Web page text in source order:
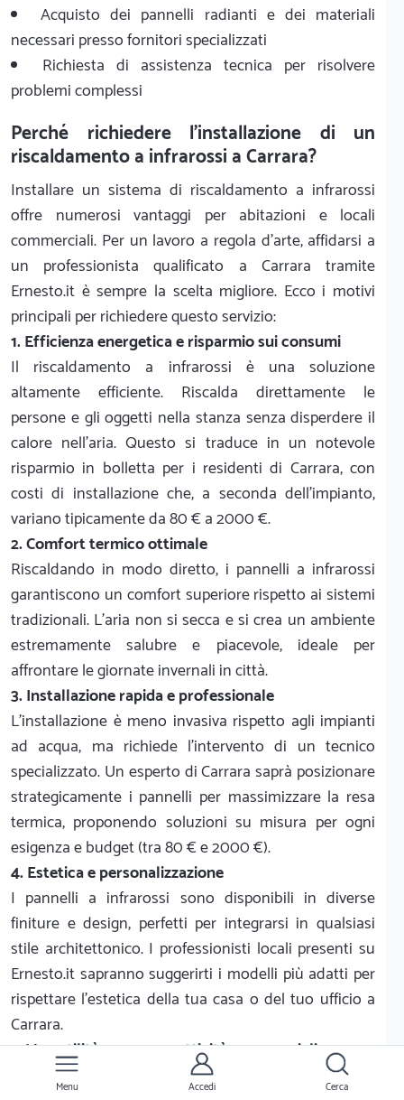
Acquisto dei pannelli radianti e dei materiali
necessari presso fornitori specializzati
Richiesta di assistenza tecnica per risolvere
problemi complessi
Perché richiedere l'installazione di un
riscaldamento a infrarossi a Carrara?
Installare un sistema di riscaldamento a infrarossi
offre numerosi vantaggi per abitazioni e locali
commerciali. Per un lavoro a regola d'arte, affidarsi a
un professionista qualificato a Carrara tramite
Ernesto.it è sempre la scelta migliore. Ecco i motivi
principali per richiedere questo servizio:
1. Efficienza energetica e risparmio sui consumi
Il riscaldamento a infrarossi è una soluzione
altamente efficiente. Riscalda direttamente le
persone e gli oggetti nella stanza senza disperdere il
calore nell'aria. Questo si traduce in un notevole
risparmio in bolletta per i residenti di Carrara, con
costi di installazione che, a seconda dell'impianto,
variano tipicamente da 80 € a 2000 €.
2. Comfort termico ottimale
Riscaldando in modo diretto, i pannelli a infrarossi
garantiscono un comfort superiore rispetto ai sistemi
tradizionali. L'aria non si secca e si crea un ambiente
estremamente salubre e piacevole, ideale per
affrontare le giornate invernali in città.
3. Installazione rapida e professionale
L'installazione è meno invasiva rispetto agli impianti
ad acqua, ma richiede l'intervento di un tecnico
specializzato. Un esperto di Carrara saprà posizionare
strategicamente i pannelli per massimizzare la resa
termica, proponendo soluzioni su misura per ogni
esigenza e budget (tra 80 € e 2000 €).
4. Estetica e personalizzazione
I pannelli a infrarossi sono disponibili in diverse
finiture e design, perfetti per integrarsi in qualsiasi
stile architettonico. I professionisti locali presenti su
Ernesto.it sapranno suggerirti i modelli più adatti per
rispettare l'estetica della tua casa o del tuo ufficio a
Carrara.
5. Versatilità per case e attività commerciali
Questa tecnologia è perfetta per molteplici contesti:
Menu Accedi Cerca